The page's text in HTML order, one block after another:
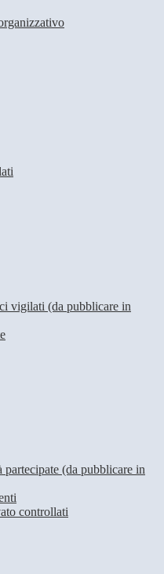
vigilati (da pubblicare in
partecipate (da pubblicare in
controllati